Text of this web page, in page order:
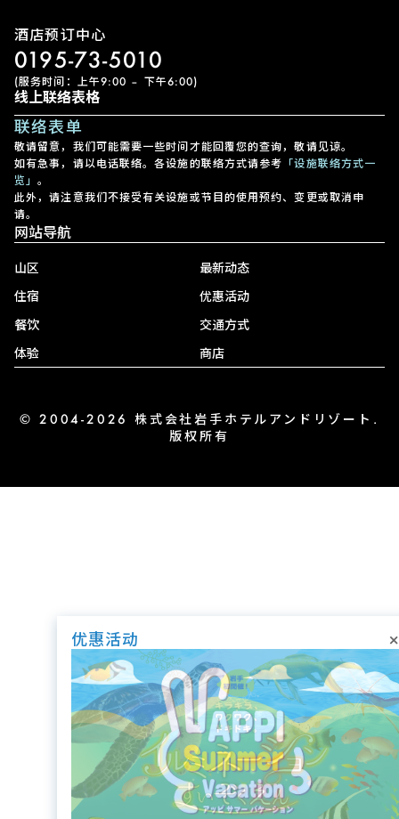
酒店预订中心
0195-73-5010
(服务时间：上午9:00 – 下午6:00)
线上联络表格
联络表单
敬请留意，我们可能需要一些时间才能回覆您的查询，敬请见谅。
如有急事，请以电话联络。各设施的联络方式请参考 「设施联络方式一
览」。
此外，请注意我们不接受有关设施或节目的使用预约、变更或取消申
请。
网站导航
山区
住宿
餐饮
体验
最新动态
优惠活动
交通方式
商店
© 2004-2026 株式会社岩手ホテルアンドリゾート.
版权所有
优惠活动 ×